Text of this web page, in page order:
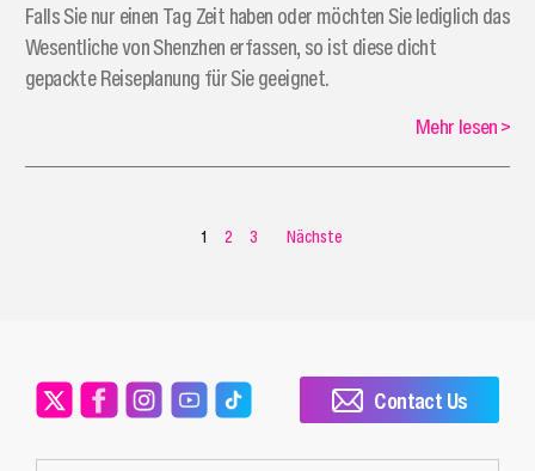
Falls Sie nur einen Tag Zeit haben oder möchten Sie lediglich das
Wesentliche von Shenzhen erfassen, so ist diese dicht
gepackte Reiseplanung für Sie geeignet.
Mehr lesen>
1 2 3 Nächste
Contact Us